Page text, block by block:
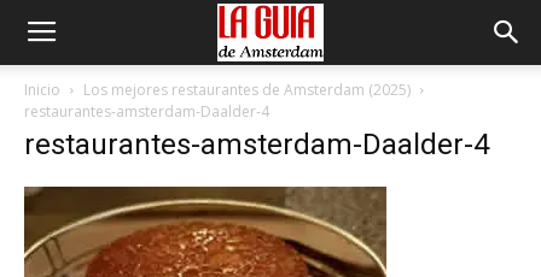
Inicio
Los mejores restaurantes de Amsterdam (2025)
restaurantes-amsterdam-Daalder-4
restaurantes-amsterdam-Daalder-4